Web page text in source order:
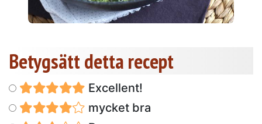
Betygsätt detta recept
Excellent!
mycket bra